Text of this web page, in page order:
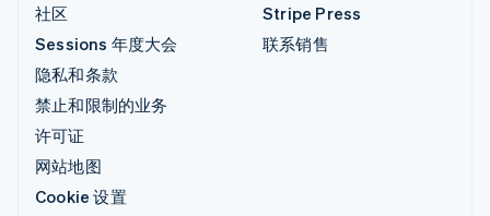
社区
Sessions 年度大会
隐私和条款
禁止和限制的业务
许可证
网站地图
Cookie 设置
Stripe Press
联系销售